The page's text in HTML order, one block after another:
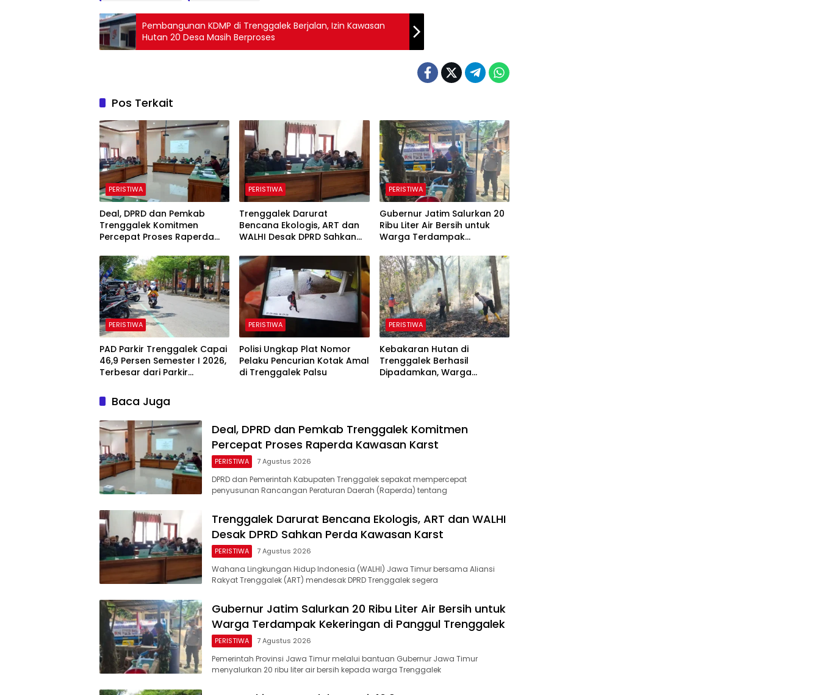
Pembangunan KDMP di Trenggalek Berjalan, Izin Kawasan
Hutan 20 Desa Masih Berproses
Pos Terkait
PERISTIWA
Deal, DPRD dan Pemkab
Trenggalek Komitmen
Percepat Proses Raperda
PERISTIWA
Trenggalek Darurat
Bencana Ekologis, ART dan
WALHI Desak DPRD Sahkan
PERISTIWA
Gubernur Jatim Salurkan 20
Ribu Liter Air Bersih untuk
Warga Terdampak
Trenggalek
PERISTIWA
PAD Parkir Trenggalek Capai
46,9 Persen Semester I 2026,
Terbesar dari Parkir
PERISTIWA
Polisi Ungkap Plat Nomor
Pelaku Pencurian Kotak Amal
di Trenggalek Palsu
PERISTIWA
Kebakaran Hutan di
Trenggalek Berhasil
Dipadamkan, Warga
Baca Juga
Deal, DPRD dan Pemkab Trenggalek Komitmen
Percepat Proses Raperda Kawasan Karst
PERISTIWA 7 Agustus 2026
DPRD dan Pemerintah Kabupaten Trenggalek sepakat mempercepat
penyusunan Rancangan Peraturan Daerah (Raperda) tentang
Trenggalek Darurat Bencana Ekologis, ART dan WALHI
Desak DPRD Sahkan Perda Kawasan Karst
PERISTIWA 7 Agustus 2026
Wahana Lingkungan Hidup Indonesia (WALHI) Jawa Timur bersama Aliansi
Rakyat Trenggalek (ART) mendesak DPRD Trenggalek segera
Gubernur Jatim Salurkan 20 Ribu Liter Air Bersih untuk
Warga Terdampak Kekeringan di Panggul Trenggalek
PERISTIWA 7 Agustus 2026
Pemerintah Provinsi Jawa Timur melalui bantuan Gubernur Jawa Timur
menyalurkan 20 ribu liter air bersih kepada warga Trenggalek